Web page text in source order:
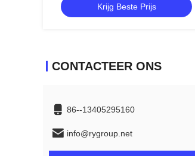
Krijg Beste Prijs
CONTACTEER ONS
86--13405295160
info@rygroup.net